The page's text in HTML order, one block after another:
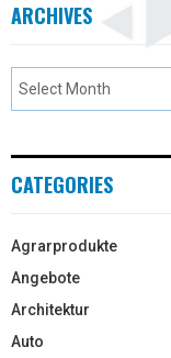
ARCHIVES
CATEGORIES
Agrarprodukte
Angebote
Architektur
Auto